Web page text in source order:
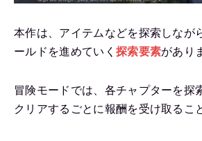
本作は、アイテムなどを探索しなが
ールドを進めていく 探索要素があり
冒険モードでは、各チャプターを探
クリアするごとに報酬を受け取るこ